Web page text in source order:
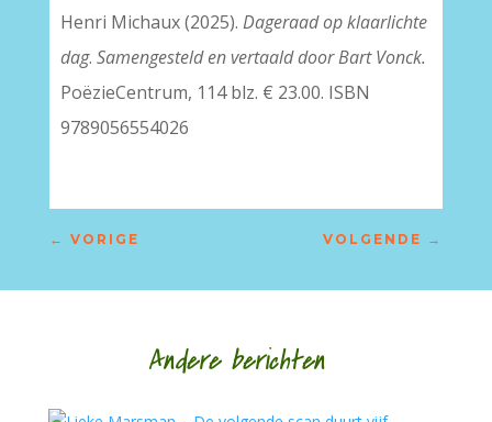
Henri Michaux (2025). Dageraad op klaarlichte
dag. Samengesteld en vertaald door Bart Vonck.
PoëzieCentrum, 114 blz. € 23.00. ISBN
9789056554026
← VORIGE VOLGENDE →
Andere berichten